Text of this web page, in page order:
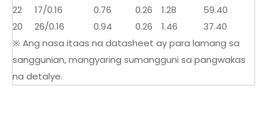
22
17/0.16 0.76 0.26 1.28
59.40
20
26/0.16 0.94 0.26 1.46
37.40
※ Ang nasa itaas na datasheet ay para lamang sa
sanggunian, mangyaring sumangguni sa pangwakas
na detalye.